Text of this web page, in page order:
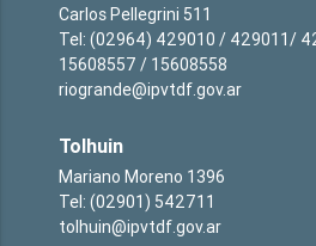
Carlos Pellegrini 511
Tel: (02964) 429010 / 429011/
15608557 / 15608558
riogrande@ipvtdf.gov.ar
Tolhuin
Mariano Moreno 1396
Tel: (02901) 542711
tolhuin@ipvtdf.gov.ar